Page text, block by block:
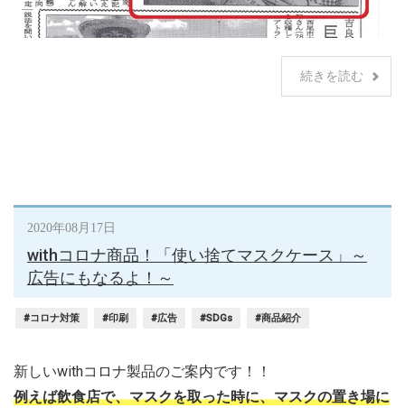
続きを読む
2020年08月17日
withコロナ商品！「使い捨てマスクケース」～
広告にもなるよ！～
#コロナ対策 #印刷 #広告 #SDGs #商品紹介
新しいwithコロナ製品のご案内です！！
例えば飲食店で、マスクを取った時に、マスクの置き場に